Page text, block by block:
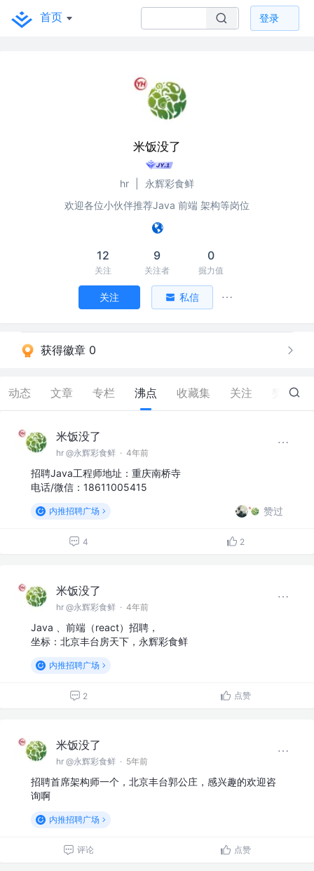
首页 登录
米饭没了
hr
永辉彩食鲜
欢迎各位小伙伴推荐Java 前端 架构等岗位
12
关注
9
关注者
0
掘力值
关注 私信
获得徽章 0
动态 文章 专栏 沸点 收藏集 关注 12
米饭没了
hr @永辉彩食鲜 · 4年前
招聘Java工程师地址：重庆南桥寺
电话/微信：18611005415
内推招聘广场 赞过
4 2
米饭没了
hr @永辉彩食鲜 · 4年前
Java 、前端（react）招聘，
坐标：北京丰台房天下，永辉彩食鲜
内推招聘广场
2 点赞
米饭没了
hr @永辉彩食鲜 · 5年前
招聘首席架构师一个，北京丰台郭公庄，感兴趣的欢迎咨
询啊
内推招聘广场
评论 点赞